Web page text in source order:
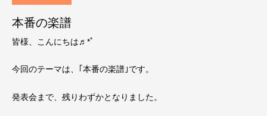
本番の楽譜
皆様、こんにちは♬*ﾟ
今回のテーマは、｢本番の楽譜｣です。
発表会まで、残りわずかとなりました。